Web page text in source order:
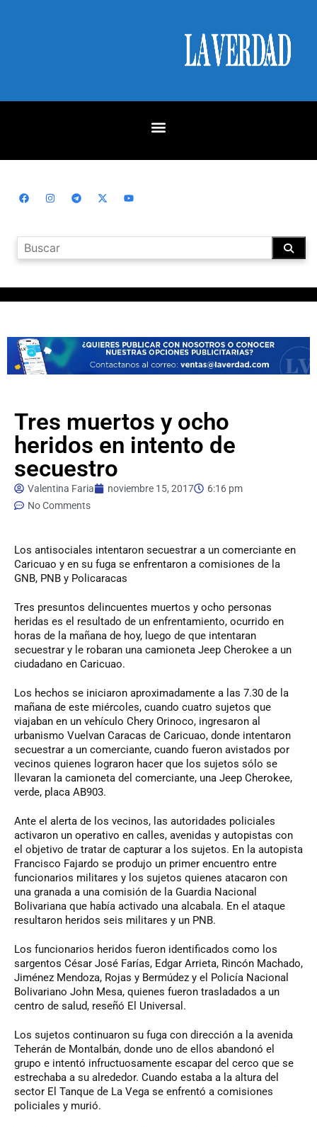
Tres muertos y ocho
heridos en intento de
secuestro
Valentina Faria noviembre 15, 2017
6:16 pm
No Comments
Los antisociales intentaron secuestrar a un comerciante en
Caricuao y en su fuga se enfrentaron a comisiones de la
GNB, PNB y Policaracas
Tres presuntos delincuentes muertos y ocho personas
heridas es el resultado de un enfrentamiento, ocurrido en
horas de la mañana de hoy, luego de que intentaran
secuestrar y le robaran una camioneta Jeep Cherokee a un
ciudadano en Caricuao.
Los hechos se iniciaron aproximadamente a las 7.30 de la
mañana de este miércoles, cuando cuatro sujetos que
viajaban en un vehículo Chery Orinoco, ingresaron al
urbanismo Vuelvan Caracas de Caricuao, donde intentaron
secuestrar a un comerciante, cuando fueron avistados por
vecinos quienes lograron hacer que los sujetos sólo se
llevaran la camioneta del comerciante, una Jeep Cherokee,
verde, placa AB903.
Ante el alerta de los vecinos, las autoridades policiales
activaron un operativo en calles, avenidas y autopistas con
el objetivo de tratar de capturar a los sujetos. En la autopista
Francisco Fajardo se produjo un primer encuentro entre
funcionarios militares y los sujetos quienes atacaron con
una granada a una comisión de la Guardia Nacional
Bolivariana que había activado una alcabala. En el ataque
resultaron heridos seis militares y un PNB.
Los funcionarios heridos fueron identificados como los
sargentos César José Farías, Edgar Arrieta, Rincón Machado,
Jiménez Mendoza, Rojas y Bermúdez y el Policía Nacional
Bolivariano John Mesa, quienes fueron trasladados a un
centro de salud, reseñó El Universal.
Los sujetos continuaron su fuga con dirección a la avenida
Teherán de Montalbán, donde uno de ellos abandonó el
grupo e intentó infructuosamente escapar del cerco que se
estrechaba a su alrededor. Cuando estaba a la altura del
sector El Tanque de La Vega se enfrentó a comisiones
policiales y murió.